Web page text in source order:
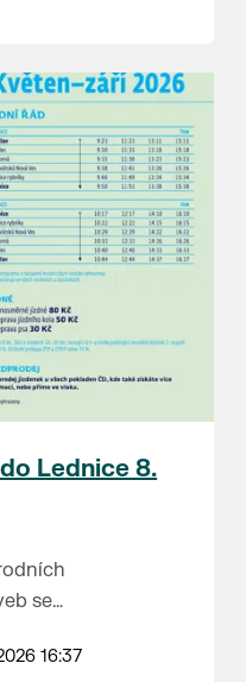
Lednice 8.
se
Na výlet
o16:37